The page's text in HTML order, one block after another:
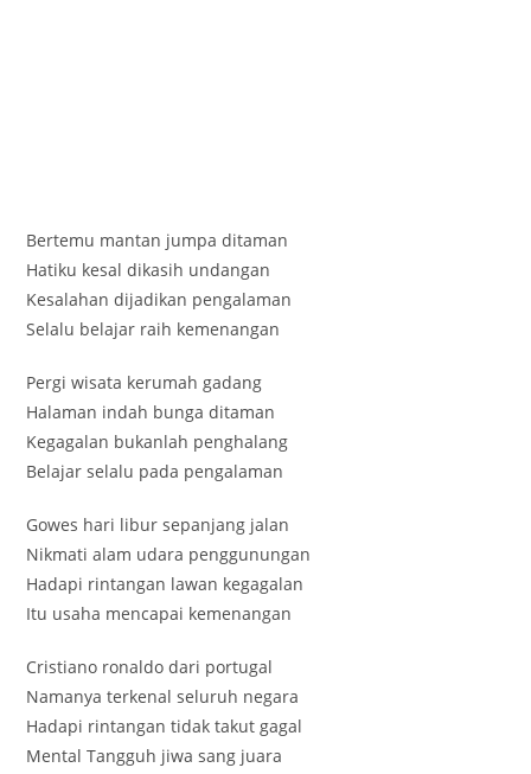
Bertemu mantan jumpa ditaman
Hatiku kesal dikasih undangan
Kesalahan dijadikan pengalaman
Selalu belajar raih kemenangan
Pergi wisata kerumah gadang
Halaman indah bunga ditaman
Kegagalan bukanlah penghalang
Belajar selalu pada pengalaman
Gowes hari libur sepanjang jalan
Nikmati alam udara penggunungan
Hadapi rintangan lawan kegagalan
Itu usaha mencapai kemenangan
Cristiano ronaldo dari portugal
Namanya terkenal seluruh negara
Hadapi rintangan tidak takut gagal
Mental Tangguh jiwa sang juara